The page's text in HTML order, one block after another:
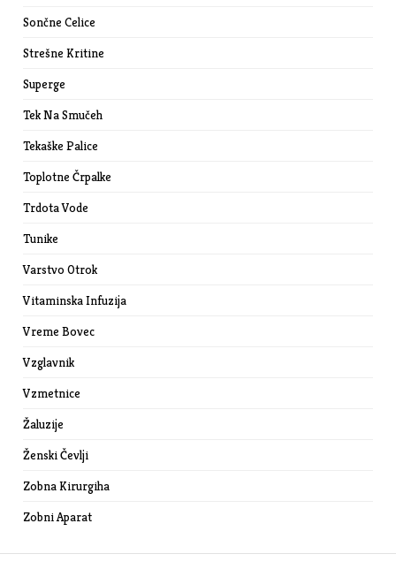
Sončne Celice
Strešne Kritine
Superge
Tek Na Smučeh
Tekaške Palice
Toplotne Črpalke
Trdota Vode
Tunike
Varstvo Otrok
Vitaminska Infuzija
Vreme Bovec
Vzglavnik
Vzmetnice
Žaluzije
Ženski Čevlji
Zobna Kirurgiha
Zobni Aparat